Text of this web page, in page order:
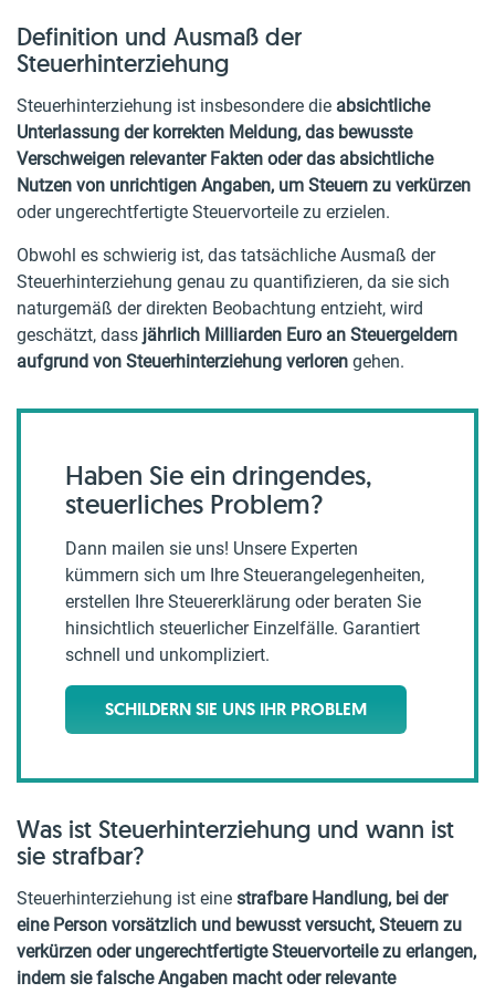
Definition und Ausmaß der
Steuerhinterziehung
Steuerhinterziehung ist insbesondere die absichtliche
Unterlassung der korrekten Meldung, das bewusste
Verschweigen relevanter Fakten oder das absichtliche
Nutzen von unrichtigen Angaben, um Steuern zu verkürzen
oder ungerechtfertigte Steuervorteile zu erzielen.
Obwohl es schwierig ist, das tatsächliche Ausmaß der
Steuerhinterziehung genau zu quantifizieren, da sie sich
naturgemäß der direkten Beobachtung entzieht, wird
geschätzt, dass jährlich Milliarden Euro an Steuergeldern
aufgrund von Steuerhinterziehung verloren gehen.
Haben Sie ein dringendes,
steuerliches Problem?
Dann mailen sie uns! Unsere Experten
kümmern sich um Ihre Steuerangelegenheiten,
erstellen Ihre Steuererklärung oder beraten Sie
hinsichtlich steuerlicher Einzelfälle. Garantiert
schnell und unkompliziert.
SCHILDERN SIE UNS IHR PROBLEM
Was ist Steuerhinterziehung und wann ist
sie strafbar?
Steuerhinterziehung ist eine strafbare Handlung, bei der
eine Person vorsätzlich und bewusst versucht, Steuern zu
verkürzen oder ungerechtfertigte Steuervorteile zu erlangen,
indem sie falsche Angaben macht oder relevante